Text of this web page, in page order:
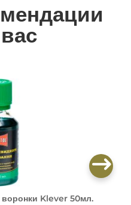
Klever 50мл.